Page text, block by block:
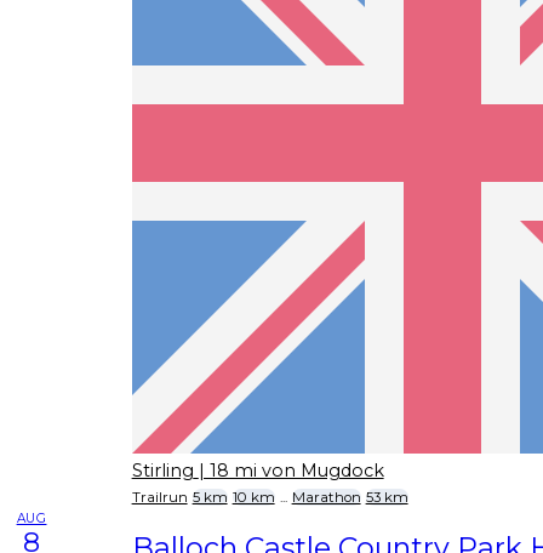
Stirling | 18 mi von Mugdock
Trailrun 5 km 10 km ... Marathon 53 km
AUG
8